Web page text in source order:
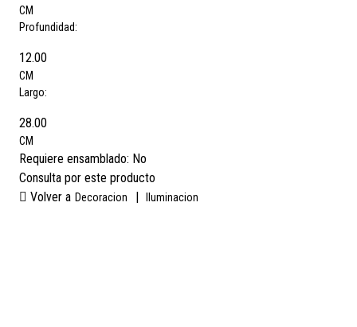
CM
Profundidad:
12.00
CM
Largo:
28.00
CM
Requiere ensamblado: No
Consulta por este producto
Volver a Decoracion | Iluminacion